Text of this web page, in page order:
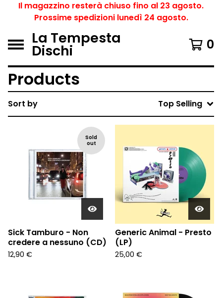
Il magazzino resterà chiuso fino al 23 agosto.
Prossime spedizioni lunedì 24 agosto.
La Tempesta
Dischi 0
Products
Sort by Top Selling
Sold
out
Sick Tamburo - Non
credere a nessuno (CD)
12,90 €
Generic Animal - Presto
(LP)
25,00 €